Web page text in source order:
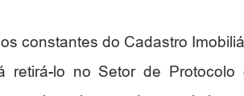
constantes do Cadastro
lo no Setor de Protocolo